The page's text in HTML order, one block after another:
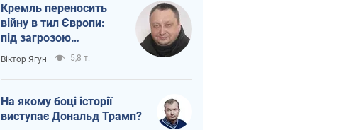
Кремль переносить
війну в тил Європи:
під загрозою
критична логістика
Віктор Ягун 5,8 т.
На якому боці історії
виступає Дональд Трамп?